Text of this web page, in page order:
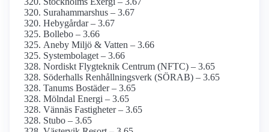
Surahammarshus – 3.67
Hebygårdar – 3.67
Bollebo – 3.66
Aneby Miljö & Vatten – 3.66
Systembolaget – 3.66
Nordiskt Flygteknik Centrum (NFTC) – 3.65
Söderhalls Renhållningsverk (SÖRAB) – 3.65
Tanums Bostäder – 3.65
Mölndal Energi – 3.65
Vännäs Fastigheter – 3.65
Stubo – 3.65